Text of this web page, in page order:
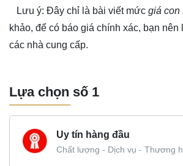
Lưu ý: Đây chỉ là bài viết mức giá con
khảo, để có báo giá chính xác, bạn
các nhà cung cấp.
Lựa chọn số 1
Uy tín hàng đầu
Chất lượng - Dịch vụ - Thương